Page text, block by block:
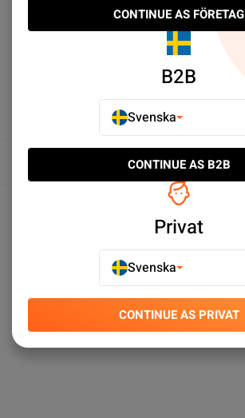
LÄGG TILL I JÄMFÖR
Produktspecifikationer
CONTINUE AS FÖRETAG
B2B
Svenska
CONTINUE AS B2B
Privat
Svenska
CONTINUE AS PRIVAT